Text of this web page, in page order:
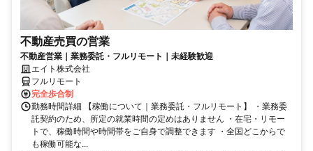
不動産売買の営業
不動産営業｜業務委託・フルリモート｜未経験歓迎
エイト株式会社
フルリモート
完全歩合制
勤務時間詳細 【稼働について｜業務委託・フルリモート】 ・業務委
託契約のため、所定の就業時間の定めはありません ・在宅・リモー
トで、稼働時間や時間帯をご自身で調整できます ・全国どこからで
も稼働可能な...